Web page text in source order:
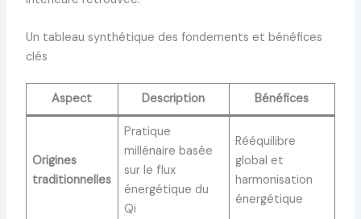
Un tableau synthétique des fondements et bénéfices
clés
Aspect Description Bénéfices
Origines
traditionnelles
Pratique
millénaire basée
sur le flux
énergétique du
Qi
Rééquilibre
global et
harmonisation
énergétique